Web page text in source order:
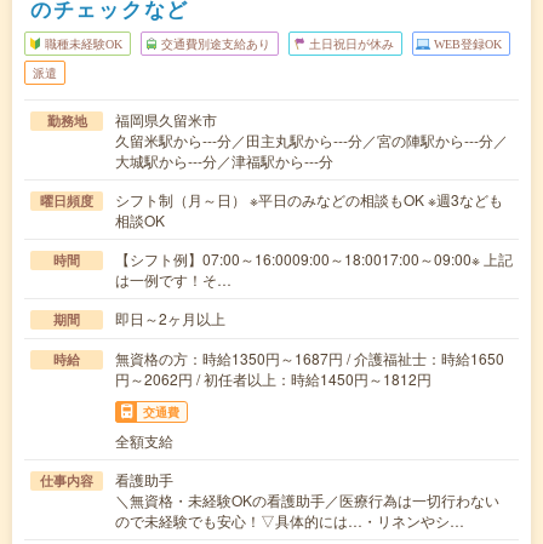
のチェックなど
職種未経験OK 交通費別途支給あり 土日祝日が休み WEB登録OK
派遣
勤務地
福岡県久留米市
久留米駅から---分／田主丸駅から---分／宮の陣駅から---分／
大城駅から---分／津福駅から---分
曜日頻度
シフト制（月～日） ※平日のみなどの相談もOK ※週3なども
相談OK
時間
【シフト例】07:00～16:0009:00～18:0017:00～09:00※ 上記
は一例です！そ…
期間 即日～2ヶ月以上
時給
無資格の方：時給1350円～1687円 / 介護福祉士：時給1650
円～2062円 / 初任者以上：時給1450円～1812円
交通費
全額支給
仕事内容
看護助手
＼無資格・未経験OKの看護助手／医療行為は一切行わない
ので未経験でも安心！▽具体的には…・リネンやシ…